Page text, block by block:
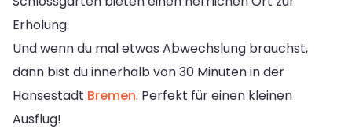
Erholung.
Und wenn du mal etwas Abwechslung brauchst,
dann bist du innerhalb von 30 Minuten in der
Hansestadt Bremen. Perfekt für einen kleinen
Ausflug!